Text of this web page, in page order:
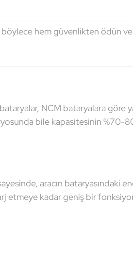
böylece hem güvenlikten ödün
NCM bataryalara göre
bile kapasitesinin %70-
aracın bataryasındaki
etmeye kadar geniş bir